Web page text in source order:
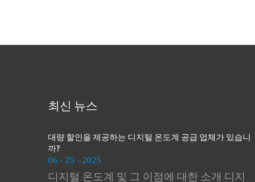
최신 뉴스
대량 할인을 제공하는 디지털 온도계 공급 업체가 있습니
까?
06 - 25 - 2025
디지털 온도계 및 그 이점에 대한 소개 디지